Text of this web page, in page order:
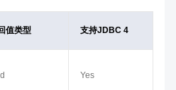
值类型 支持JDBC 4
Yes